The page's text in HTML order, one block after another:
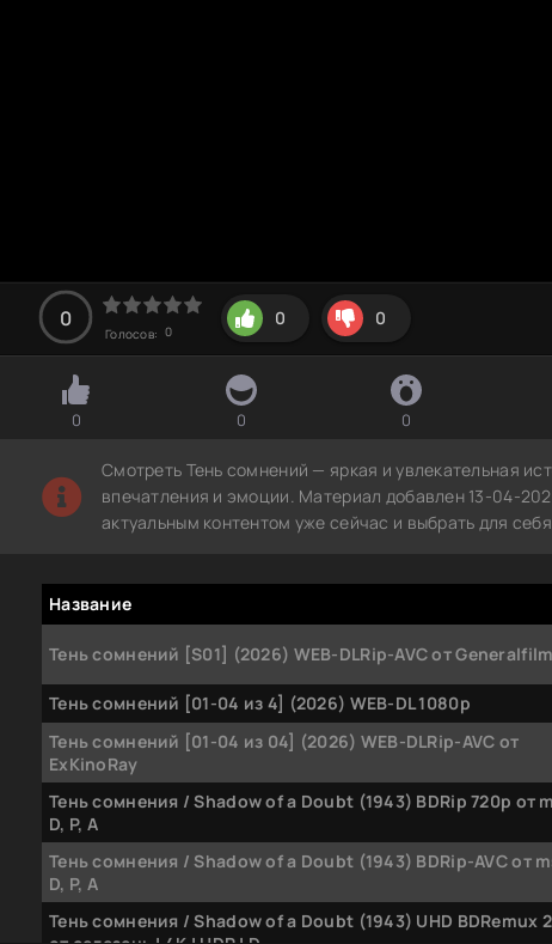
0
Голосов: 0
0 0
0 0 0
Смотреть Тень сомнений — яркая и увлекательная
впечатления и эмоции. Материал добавлен 13-04-
актуальным контентом уже сейчас и выбрать для
Название
Тень сомнений [S01] (2026) WEB-DLRip-AVC от
Тень сомнений [01-04 из 4] (2026) WEB-DL 1080p
Тень сомнений [01-04 из 04] (2026) WEB-DLRip-AVC от
ExKinoRay
Тень сомнения / Shadow of a Doubt (1943) BDRip 720p от
D, P, A
Тень сомнения / Shadow of a Doubt (1943) BDRip-AVC от
D, P, A
Тень сомнения / Shadow of a Doubt (1943) UHD BDRemux